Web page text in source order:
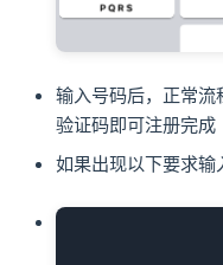
输入号码后，正常
验证码即可注册完成
如果出现以下要求